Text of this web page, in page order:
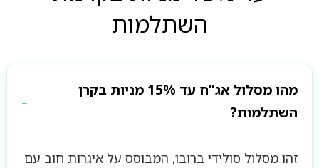
השתלמות
מהו מסלול אג"ח עד 15% מניות בקרן
השתלמות?
זהו מסלול סולידי ברובו, המבוסס על איגרות חוב עם